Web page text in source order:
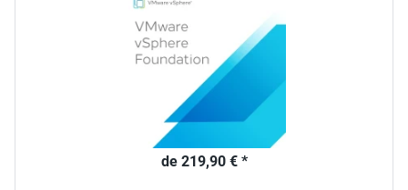
de 219,90 € *